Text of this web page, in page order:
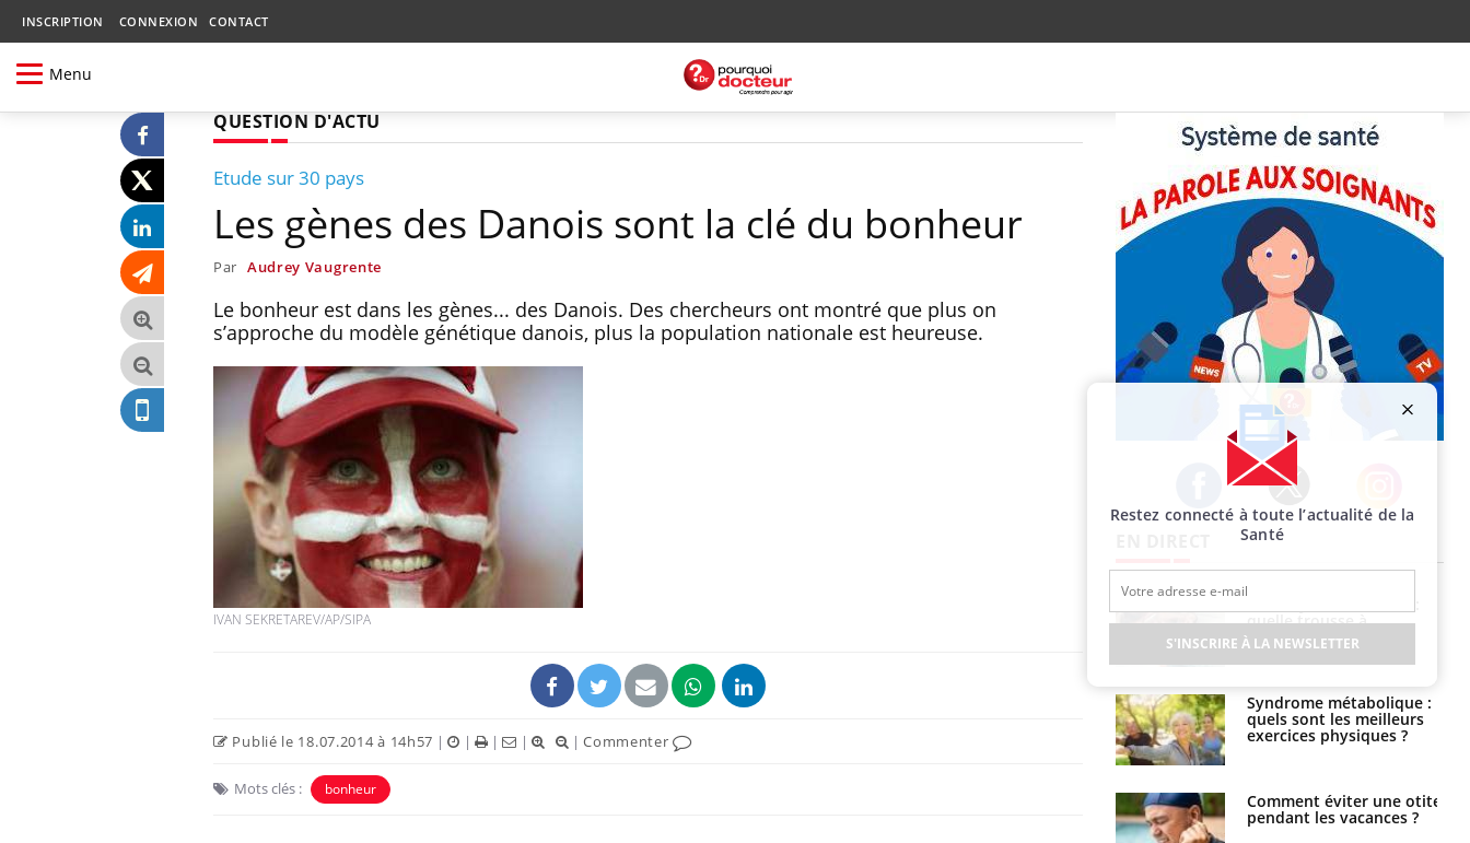
INSCRIPTION CONNEXION CONTACT
Menu
QUESTION D'ACTU
Etude sur 30 pays
Les gènes des Danois sont la clé du bonheur
Par Audrey Vaugrente
Le bonheur est dans les gènes... des Danois. Des chercheurs ont montré que plus on
s’approche du modèle génétique danois, plus la population nationale est heureuse.
IVAN SEKRETAREV/AP/SIPA
Publié le 18.07.2014 à 14h57 | | | | |Commenter
Mots clés : bonheur
Facebook Twitter Instagram
Fatigue en vacances :
maladie ?
quelle trousse à
pharmacie pour les
vacances ?
Syndrome métabolique :
quels sont les meilleurs
exercices physiques ?
Comment éviter une otite
pendant les vacances ?
Restez connecté à toute l’actualité de la
Santé
S'INSCRIRE À LA NEWSLETTER